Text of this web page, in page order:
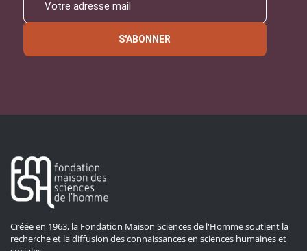
S'ABONNER
Créée en 1963, la Fondation Maison Sciences de l'Homme soutient la
recherche et la diffusion des connaissances en sciences humaines et